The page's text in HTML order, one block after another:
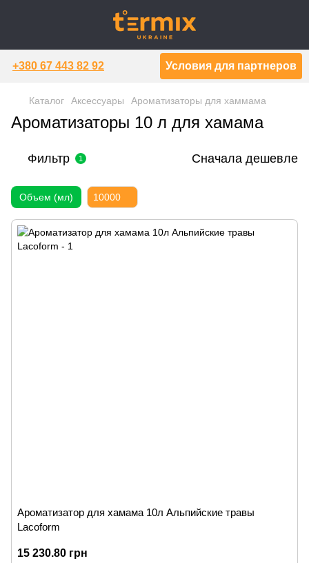
+380 67 443 82 92 Условия для партнеров
Каталог Аксессуары Ароматизаторы для хаммама
Ароматизаторы 10 л для хамама
Фильтр 1 Сначала дешевле
Объем (мл) 10000
Ароматизатор для хамама 10л Альпийские травы
Lacoform
15 230.80 грн